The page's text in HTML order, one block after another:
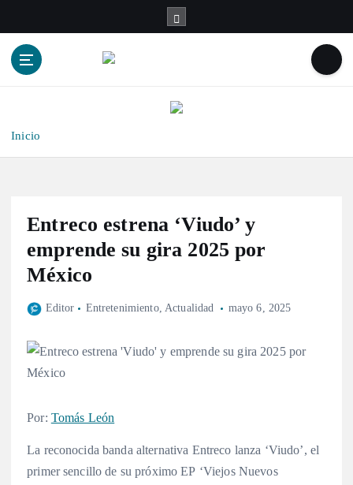
Inicio
Entreco estrena ‘Viudo’ y
emprende su gira 2025 por
México
Editor Entretenimiento, Actualidad mayo 6, 2025
Por: Tomás León
La reconocida banda alternativa Entreco lanza ‘Viudo’, el
primer sencillo de su próximo EP ‘Viejos Nuevos